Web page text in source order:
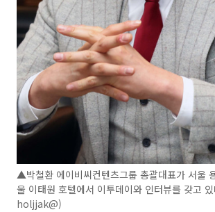
▲박철환 에이비씨컨텐츠그룹 총괄대표가 서울
울 이태원 호텔에서 이투데이와 인터뷰를 갖고
holjjak@)